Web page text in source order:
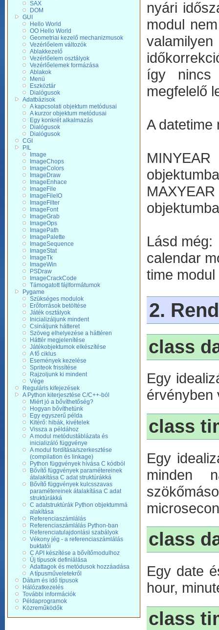
SAX
DOM
GUI
Hello World
OO Hello World
Geometriai kezelő mechanizmusok
Vezérlőelem változók
Ablakkezelő
Vezérlőelem osztályok
Vezérlőelemek formázása
Ablakok
Menü
Eszköztár
Dialógusok
Adatbázisok
A kapcsolati objektum metódusai
A kurzor objektum metódusai
Egy konkrét alkalmazás
Dialógusok
Dialógusok
CGI
PIL
Image
ImageChops
ImageColors
ImageDraw
ImageEnhace
ImageFile
ImageFileIO
ImageFilter
ImageFont
ImageGrab
ImageOps
ImagePath
ImagePalette
ImageSequence
ImageStat
ImageTk
ImageWin
PSDraw
ImageCrackCode
Támogatott fájlformátumok
Pygame
Szükséges modulok
Erőforrások betöltése
Játék osztályok
Inicializáljunk mindent
Csináljunk hátteret
Szöveg elhelyezése a háttéren
Háttér megjelenítése
Játékobjektumok elkészítése
A fő ciklus
Események kezelése
Spriteok frissítése
Rajzoljunk ki mindent
Vége
Reguláris kifejezések
A Python kiterjesztése C/C++-ból
Miért jó a bővíthetőség?
Hogyan bővíthetünk
Egy egyszerű példa
Kitérő: hibák, kivételek
Vissza a példához
A modul metódustáblázata és
inicializáló függvénye
A modul fordítása/szerkesztése
(compilation és linkage)
Python függvények hívása C kódból
Bővítő függvények paramétereinek
átalakítása C adat struktúrákká
Bővítő függvények kulcsszavas
paramétereinek átalakítása C adat
struktúrákká
C adatstruktúrák Python objektummá
alakítása
Referenciaszámlálás
Referenciaszámlálás Python-ban
Referenciatulajdonlási szabályok
Vékony jég - a referenciaszámlálás
buktatói
C API készítése a bővítőmodulhoz
Új típusok definiálása
Adattagok és metódusok hozzáadása
A típusműveletekről
Dátum és idő típusok
Hálózatkezelés
További információk
Példaprogramok
Közreműködők
nyári
modul
így nincs
megfelelő
A datetime
Lásd még:
calendar
time
2.
class
Egy
érvényben
class
Egy
minden
class
Egy date
hour,
class